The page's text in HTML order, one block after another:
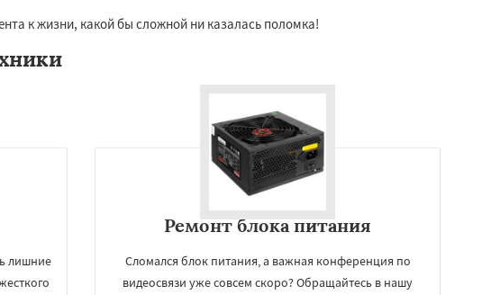
к жизни, какой бы сложной ни казалась поломка!
лишние
Ремонт блока питания
Сломался блок питания, а важная конференция по
видеосвязи уже совсем скоро? Обращайтесь в нашу